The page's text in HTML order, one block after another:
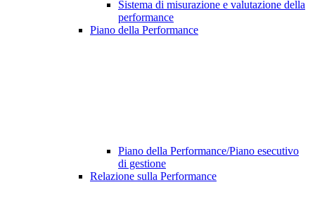
Sistema di misurazione e valutazione della
performance
Piano della Performance
Piano della Performance/Piano esecutivo
di gestione
Relazione sulla Performance